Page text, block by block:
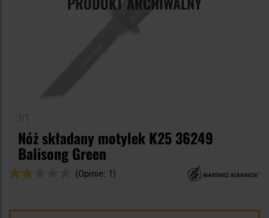
Nóż składany motylek K25 36249
Balisong Green
Ocena:
(Opinie: 1)